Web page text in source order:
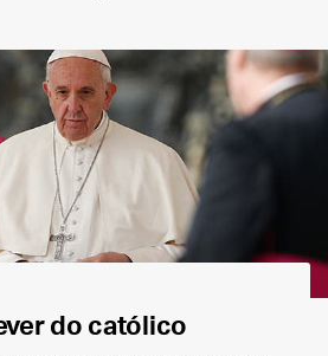
do católico